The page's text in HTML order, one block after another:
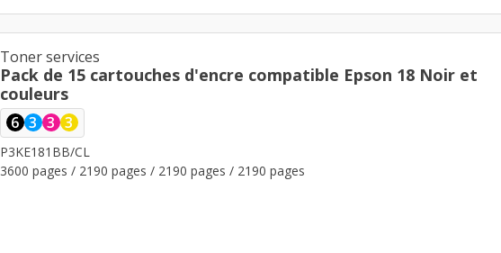
Toner services
Pack de 15 cartouches d'encre compatible Epson 18 Noir et
couleurs
6 3 3 3
P3KE181BB/CL
3600 pages / 2190 pages / 2190 pages / 2190 pages